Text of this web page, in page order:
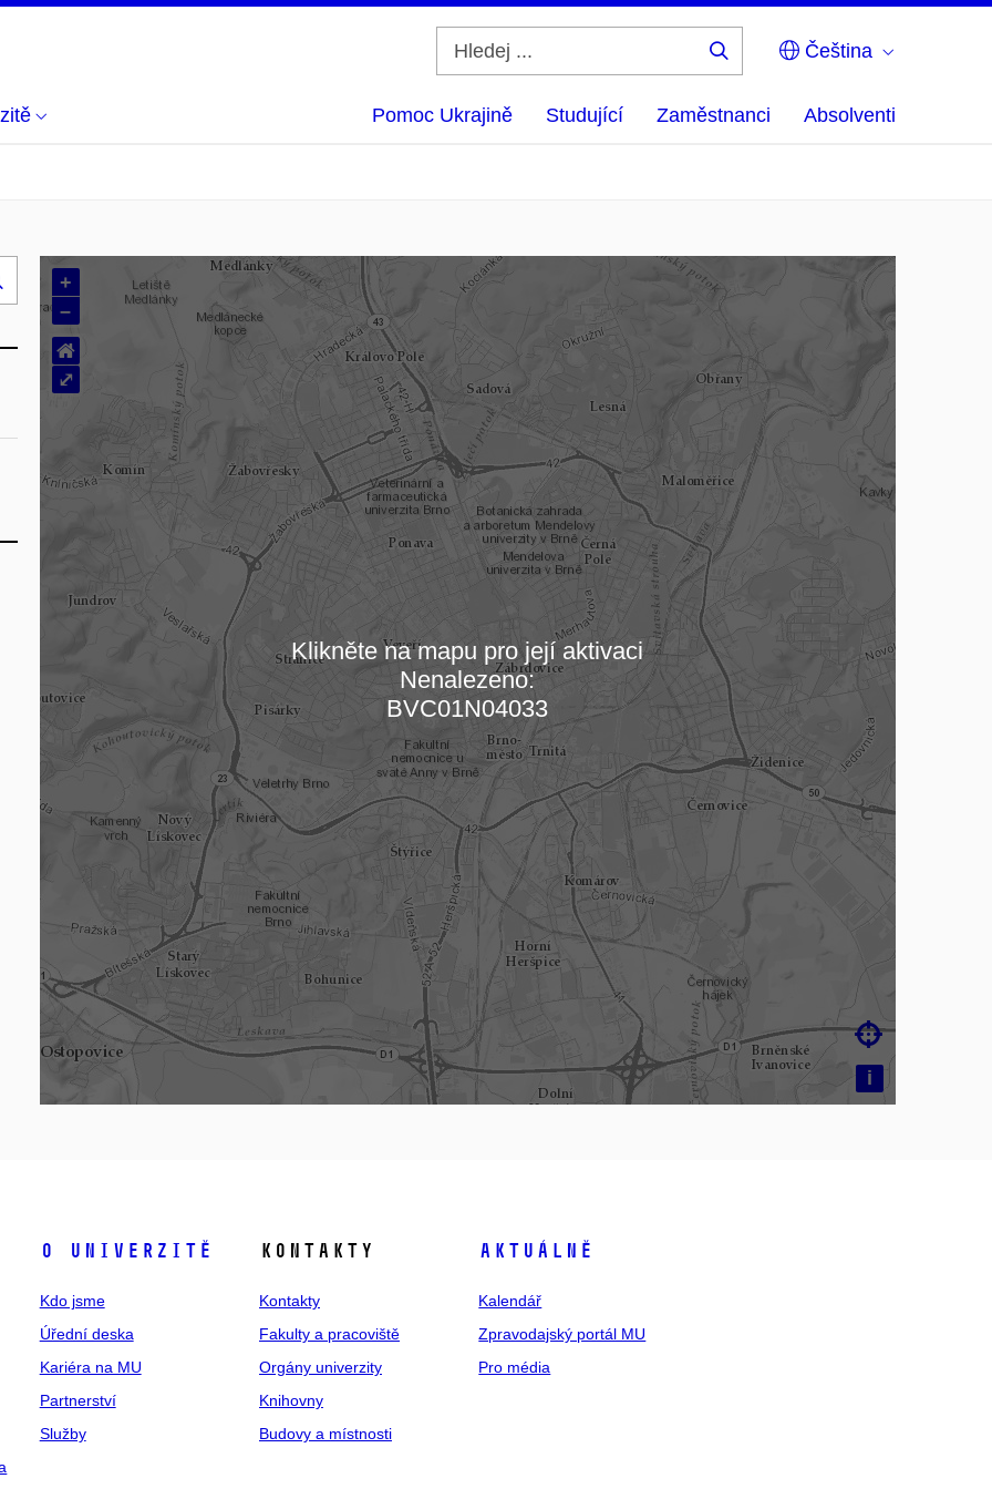
Čeština
Pomoc Ukrajině Studující Zaměstnanci Absolventi
Načítám mapu…
+
–
i

⌂
⤢
Klikněte na mapu pro její aktivaci
Nenalezeno:
BVC01N04033
Hledej
O univerzitě
Kdo jsme
Úřední deska
Kariéra na MU
Partnerství
Služby
Kontakty
Kontakty
Fakulty a pracoviště
Orgány univerzity
Knihovny
Budovy a místnosti
Aktuálně
Kalendář
Zpravodajský portál MU
Pro média